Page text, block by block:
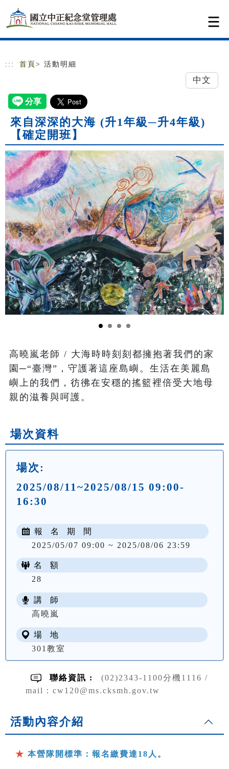
跳到主要內容
網站導覽
::: 首頁 > 活動明細
中文
來自深深的大海 (升1年級─升4年級)
【確定開班】
高曉嵐老師 / 大海時時刻刻都擁抱著我們的家
園─“臺灣”，守護著這座島嶼。生活在美麗島
嶼上的我們，彷彿在安穩的搖籃裡倍受大地母
親的滋養與呵護。
場次資料
場次:
2025/08/11~2025/08/15 09:00-
16:30
報 名 期 間
2025/05/07 09:00 ~ 2025/08/06 23:59
名 額
28
講 師
高曉嵐
場 地
301教室
聯絡資訊 :
(02)2343-1100分機1116 /
mail：cw120@ms.cksmh.gov.tw
活動內容介紹
★ 本營隊開標準：報名繳費達18人。